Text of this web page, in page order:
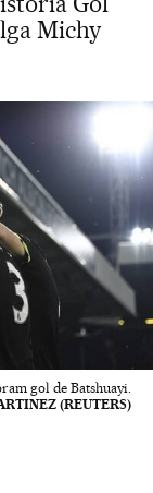
Michy
gol de Batshuayi.
(REUTERS)